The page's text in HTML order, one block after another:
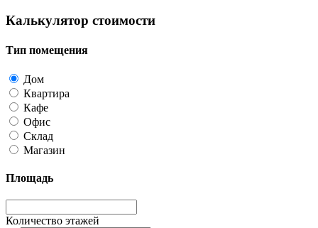
Калькулятор стоимости
Тип помещения
Дом
Квартира
Кафе
Офис
Склад
Магазин
Площадь
Количество этажей